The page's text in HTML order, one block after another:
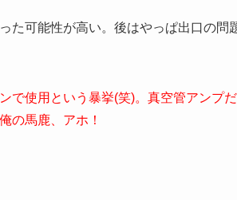
た可能性が高い。後はやっぱ出口の問
で使用という暴挙(笑)。真空管アンプ
の馬鹿、アホ！